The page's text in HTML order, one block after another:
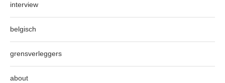
interview
belgisch
grensverleggers
about